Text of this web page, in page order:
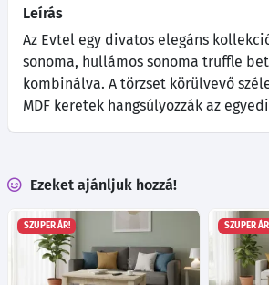
Leírás
Az Evtel egy divatos elegáns
sonoma, hullámos sonoma truffle
kombinálva. A törzset körülvevő
MDF keretek hangsúlyozzák az
Ezeket ajánljuk hozzá!
SZUPER ÁR! SZUPER